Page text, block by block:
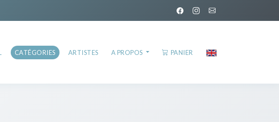
CATÉGORIES ARTISTES A PROPOS PANIER